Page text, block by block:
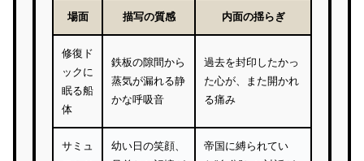
場面 描写の質感 内面の揺らぎ
修復ド
ックに
眠る船
体
鉄板の隙間から
蒸気が漏れる静
かな呼吸音
過去を封印したかっ
た心が、また開かれ
る痛み
サミュ
幼い日の笑顔、
帝国に縛られてい